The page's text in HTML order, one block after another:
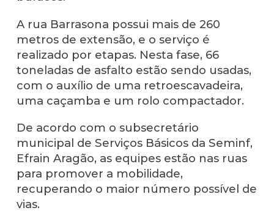
A rua Barrasona possui mais de 260
metros de extensão, e o serviço é
realizado por etapas. Nesta fase, 66
toneladas de asfalto estão sendo usadas,
com o auxílio de uma retroescavadeira,
uma caçamba e um rolo compactador.
De acordo com o subsecretário
municipal de Serviços Básicos da Seminf,
Efrain Aragão, as equipes estão nas ruas
para promover a mobilidade,
recuperando o maior número possível de
vias.